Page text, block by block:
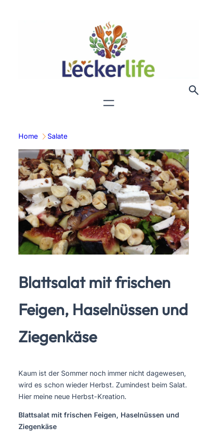
Home Salate
Blattsalat mit frischen
Feigen, Haselnüssen und
Ziegenkäse
Kaum ist der Sommer noch immer nicht dagewesen,
wird es schon wieder Herbst. Zumindest beim Salat.
Hier meine neue Herbst-Kreation.
Blattsalat mit frischen Feigen, Haselnüssen und
Ziegenkäse